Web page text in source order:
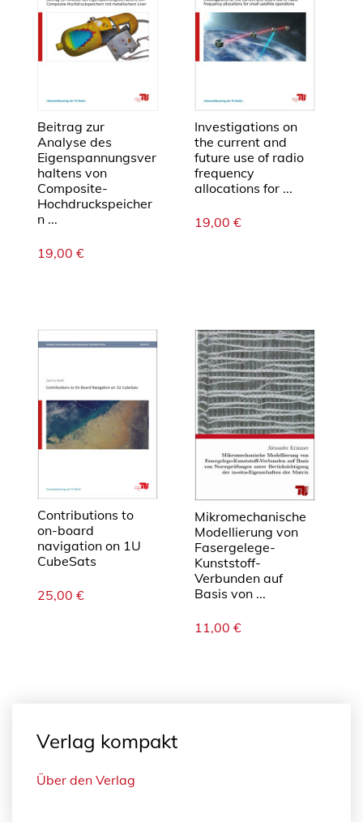
Beitrag zur
Analyse des
Eigenspannungsver
haltens von
Composite-
Hochdruckspeicher
n ...
19,00 €
Investigations on
the current and
future use of radio
frequency
allocations for ...
19,00 €
Contributions to
on-board
navigation on 1U
CubeSats
25,00 €
Mikromechanische
Modellierung von
Fasergelege-
Kunststoff-
Verbunden auf
Basis von ...
11,00 €
Verlag kompakt
Über den Verlag